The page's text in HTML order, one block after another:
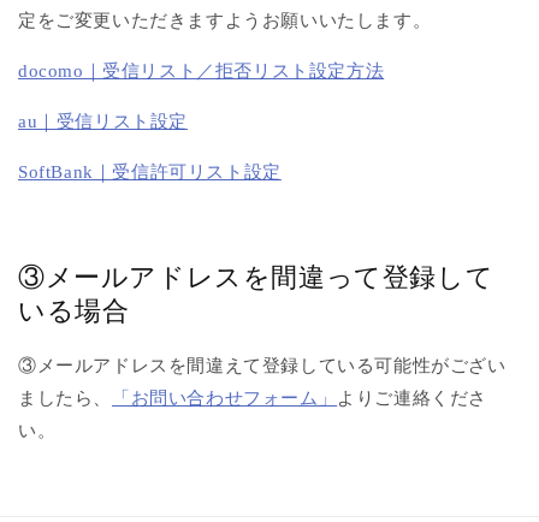
定をご変更いただきますようお願いいたします。
docomo｜受信リスト／拒否リスト設定方法
au｜受信リスト設定
SoftBank｜受信許可リスト設定
③メールアドレスを間違って登録して
いる場合
③メールアドレスを間違えて登録している可能性がござい
ましたら、
「お問い合わせフォーム」
よりご連絡くださ
い。